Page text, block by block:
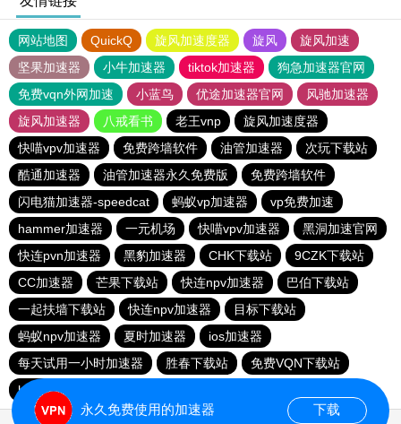
网站地图 QuickQ 旋风加速度器 旋风
旋风加速
坚果加速器
小牛加速器 tiktok加速器
狗急加速器官网
免费vqn外网加速
小蓝鸟 优途加速器官网
风驰加速器
旋风加速器
八戒看书 老王vnp
旋风加速度器
快喵vpv加速器
免费跨墙软件 油管加速器
次玩下载站
酷通加速器
油管加速器永久免费版
免费跨墙软件
闪电猫加速器-speedcat
蚂蚁vp加速器
vp免费加速
hammer加速器
一元机场 快喵vpv加速器
黑洞加速官网
快连pvn加速器
黑豹加速器 CHK下载站
9CZK下载站
CC加速器
芒果下载站 快连npv加速器
巴伯下载站
一起扶墙下载站
快连npv加速器
目标下载站
蚂蚁npv加速器
夏时加速器
ios加速器
每天试用一小时加速器
胜春下载站
免费VQN下载站
hammer加速器
永久免费使用的加速器 下载